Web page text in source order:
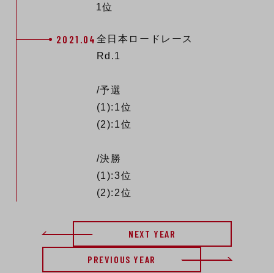
1位
2021.04 全日本ロードレース
Rd.1
/予選
(1):1位
(2):1位
/決勝
(1):3位
(2):2位
NEXT YEAR
PREVIOUS YEAR